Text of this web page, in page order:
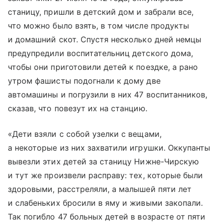
станицу, пришли в детский дом и забрали все,
что можно было взять, в том числе продукты
и домашний скот. Спустя несколько дней немцы
предупредили воспитательниц детского дома,
чтобы они приготовили детей к поездке, а рано
утром фашисты подогнали к дому две
автомашины и погрузили в них 47 воспитанников,
сказав, что повезут их на станцию.
«Дети взяли с собой узелки с вещами,
а некоторые из них захватили игрушки. Оккупанты
вывезли этих детей за станицу Нижне-Чирскую
и тут же произвели расправу: тех, которые были
здоровыми, расстреляли, а малышей пяти лет
и слабеньких бросили в яму и живыми закопали.
Так погибло 47 больных детей в возрасте от пяти